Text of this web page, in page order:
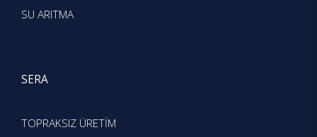
SU ARITMA
SERA
TOPRAKSIZ ÜRETİM